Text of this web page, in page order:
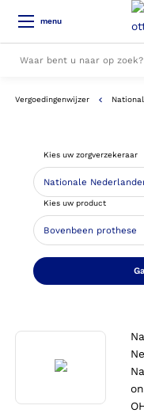
menu
Alle resultaten
Vergoedingenwijzer
Kies uw zorgverzekeraar
Kies uw product